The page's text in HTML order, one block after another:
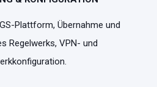
Plattform, Übernahme und
Regelwerks, VPN- und